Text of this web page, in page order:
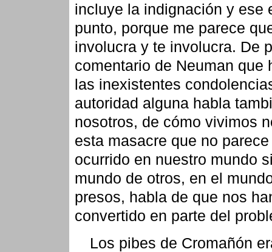
incluye la indignación y ese
punto, porque me parece
involucra y te involucra. De
comentario de Neuman que
las inexistentes
autoridad alguna habla
nosotros, de cómo vivimos
esta masacre que no
ocurrido en nuestro mundo
mundo de otros, en el
presos, habla de que nos
convertido en parte del
Los pibes de Cromañón